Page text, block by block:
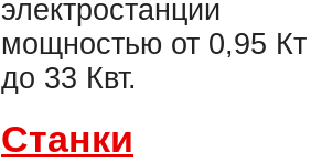
электростанции
мощностью от 0,95 Кт
до 33 Квт.
Станки